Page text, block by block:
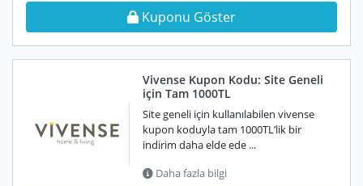
Kuponu Göster
Vivense Kupon Kodu: Site Geneli
için Tam 1000TL
Site geneli için kullanılabilen vivense
kupon koduyla tam 1000TL’lik bir
indirim daha elde ede ...
Daha fazla bilgi